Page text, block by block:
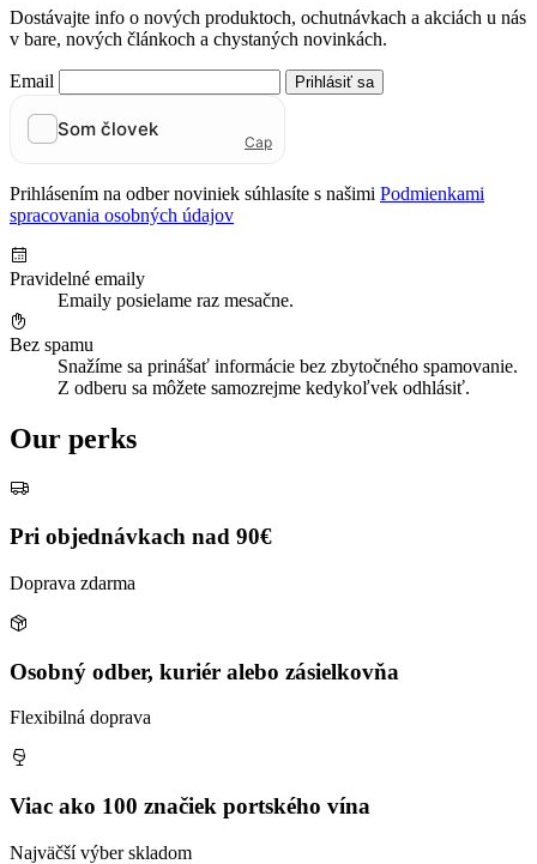
Dostávajte info o nových produktoch, ochutnávkach a akciách u nás
v bare, nových článkoch a chystaných novinkách.
Email Prihlásiť sa
Prihlásením na odber noviniek súhlasíte s našimi Podmienkami
spracovania osobných údajov
Pravidelné emaily
Emaily posielame raz mesačne.
Bez spamu
Snažíme sa prinášať informácie bez zbytočného spamovanie.
Z odberu sa môžete samozrejme kedykoľvek odhlásiť.
Our perks
Pri objednávkach nad 90€
Doprava zdarma
Osobný odber, kuriér alebo zásielkovňa
Flexibilná doprava
Viac ako 100 značiek portského vína
Najväčší výber skladom